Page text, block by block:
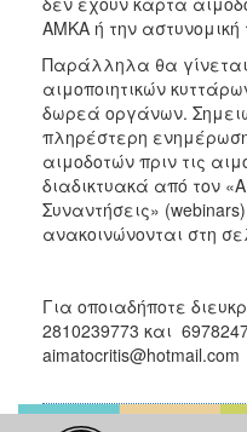
ΑΜΚΑ ή την αστυνομική
Παράλληλα θα
αιμοποιητικών
δωρεά οργάνων.
πληρέστερη
αιμοδοτών πριν τις
διαδικτυακά από τον
Συναντήσεις»
ανακοινώνονται στη
Για οποιαδήποτε
2810239773 και
aimatocritis@hotmail.com